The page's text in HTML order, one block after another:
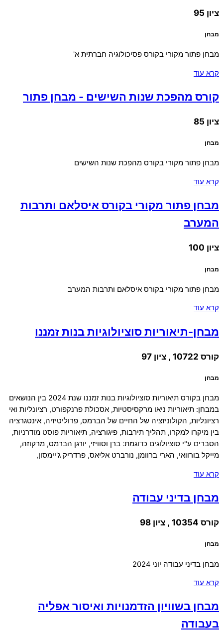
ציון 95
מבחן
מבחן פתור מקורי בקורס פסיכולוגיה חברתית א'
קרא עוד
קורס מהפכת שנות השישים - מבחן פתור
ציון 85
מבחן
מבחן פתור מקורי בקורס מהפכת שנות השישים
קרא עוד
מבחן פתור מקורי בקורס איסלאם ותרבות
המערב
ציון 100
מבחן
מבחן פתור מקורי בקורס איסלאם ותרבות המערב
קרא עוד
מבחן-תיאוריות סוציולוגיות בנות זמננו
קורס 10722 , ציון 97
מבחן
מבחן בקורס תיאוריות סוציולוגיות בנות זמננו שנת 2024 בין הנושאים
במבחן: תיאוריות ניאו מרקסיסטיות, אסכולת פרנקפורט, רציונליות ואי
רציונליות, הקולוניזציה של החיים של הברמס, פרוליטיזיה, אינטגרציה
בין מיקרו למקרו, תהליך תירבות, פיגורציה, תיאוריות פוסט מודרניות,
הסברים ע"י סוציולוגים כדוגמת: ברן וסוויזי, יורגן הברמס, מרקוזה,
מייקל בורוואי, הארי ברוומן, נורברט אליאס, פרדריק ג'יימסון,
קרא עוד
מבחן בדיני עבודה
קורס 10354 , ציון 98
מבחן
מבחן בדיני עבודה יוני 2024
קרא עוד
מבחן בשוויון הזדמנויות ואיסור אפליה
בעבודה